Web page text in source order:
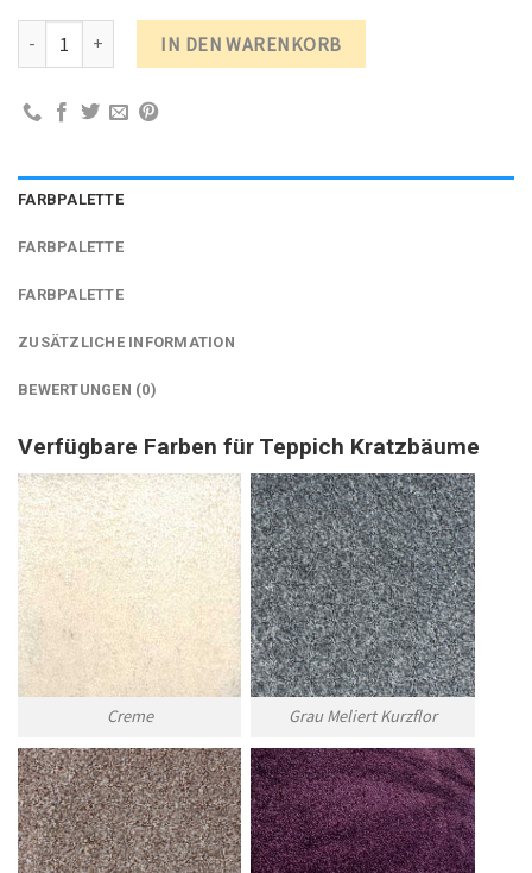
Katzenbett (hoch) Stoff rund 50cm Menge
IN DEN WARENKORB
FARBPALETTE
FARBPALETTE
FARBPALETTE
ZUSÄTZLICHE INFORMATION
BEWERTUNGEN (0)
Verfügbare Farben für Teppich Kratzbäume
Creme Grau Meliert Kurzflor